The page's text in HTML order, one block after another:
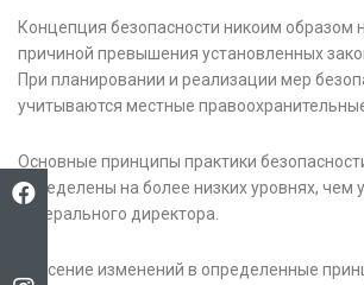
Концепция безопасности никоим образом
причиной превышения установленных
При планировании и реализации мер
учитываются местные
Основные принципы практики
определены на более низких уровнях, чем
генерального директора.
Внесение изменений в определенные